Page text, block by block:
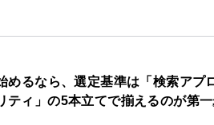
めるなら、選定基準は「検索アプ
ティ」の5本立てで揃えるのが第